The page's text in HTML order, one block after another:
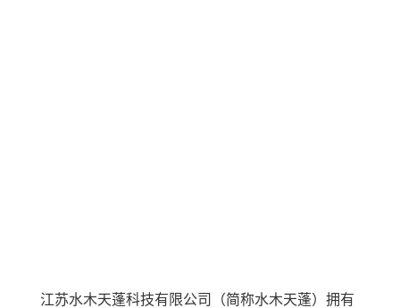
江苏水木天蓬科技有限公司（简称水木天蓬）拥有